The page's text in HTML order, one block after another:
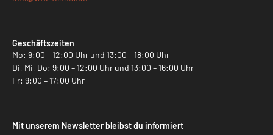
Geschäftszeiten
Mo: 9:00 – 12:00 Uhr und 13:00 – 18:00 Uhr
Di, Mi, Do: 9:00 – 12:00 Uhr und 13:00 – 16:00 Uhr
Fr: 9:00 – 17:00 Uhr
Mit unserem Newsletter bleibst du informiert